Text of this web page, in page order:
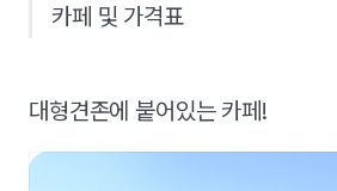
카페 및 가격표
대형견존에 붙어있는 카페!